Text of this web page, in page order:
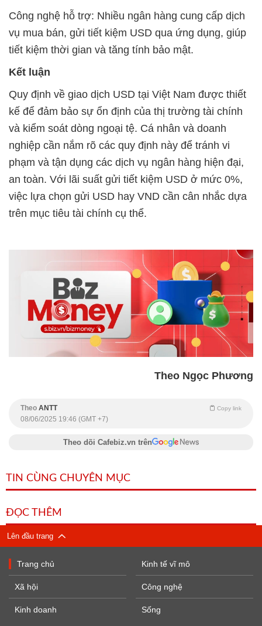
Công nghệ hỗ trợ: Nhiều ngân hàng cung cấp dịch
vụ mua bán, gửi tiết kiệm USD qua ứng dụng, giúp
tiết kiệm thời gian và tăng tính bảo mật.
Kết luận
Quy định về giao dịch USD tại Việt Nam được thiết
kế để đảm bảo sự ổn định của thị trường tài chính
và kiểm soát dòng ngoại tệ. Cá nhân và doanh
nghiệp cần nắm rõ các quy định này để tránh vi
phạm và tận dụng các dịch vụ ngân hàng hiện đại,
an toàn. Với lãi suất gửi tiết kiệm USD ở mức 0%,
việc lựa chọn gửi USD hay VND cần cân nhắc dựa
trên mục tiêu tài chính cụ thể.
Theo Ngọc Phương
Theo ANTT Copy link
08/06/2025 19:46 (GMT +7)
Theo dõi Cafebiz.vn trên
TIN CÙNG CHUYÊN MỤC
ĐỌC THÊM
Lên đầu trang
Trang chủ
Xã hội
Kinh doanh
Kinh tế vĩ mô
Công nghệ
Sống